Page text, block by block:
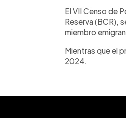
El VII Censo de
Reserva (BCR),
miembro
Mientras que el
2024.